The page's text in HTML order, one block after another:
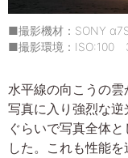
■撮影機材：SONY
■撮影環境：
水平線の向こうの
写真に入り強烈な
ぐらいで写真全体
した。これも性能